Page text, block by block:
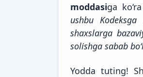
moddasiga ko‘ra
ushbu
shaxslarga
solishga sabab
Yodda tuting!